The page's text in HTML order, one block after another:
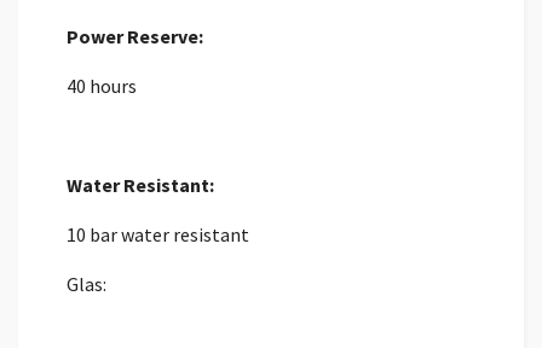
Power Reserve:
40 hours
Water Resistant:
10 bar water resistant
Glas: